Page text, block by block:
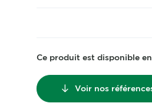
Ce produit est disponible
Voir nos